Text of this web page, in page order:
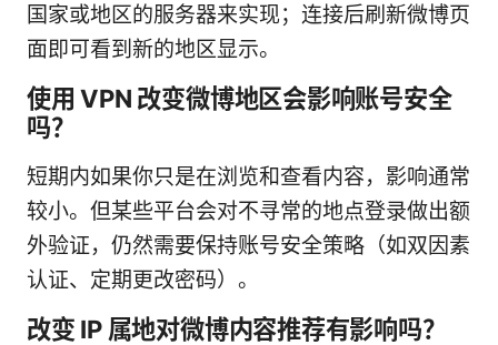
国家或地区的服务器来实现；连接后刷新微博页
面即可看到新的地区显示。
使用 VPN 改变微博地区会影响账号安全
吗？
短期内如果你只是在浏览和查看内容，影响通常
较小。但某些平台会对不寻常的地点登录做出额
外验证，仍然需要保持账号安全策略（如双因素
认证、定期更改密码）。
改变 IP 属地对微博内容推荐有影响吗？